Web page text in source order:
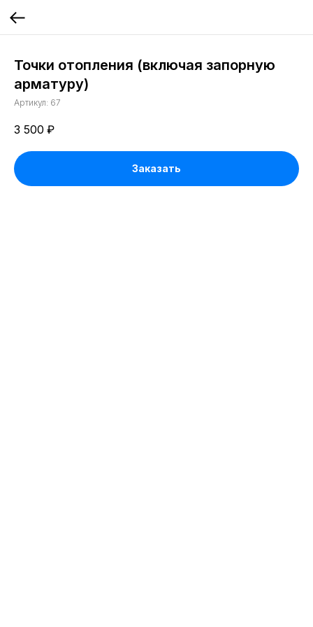
Точки отопления (включая запорную
арматуру)
Артикул: 67
3 500 ₽
Заказать